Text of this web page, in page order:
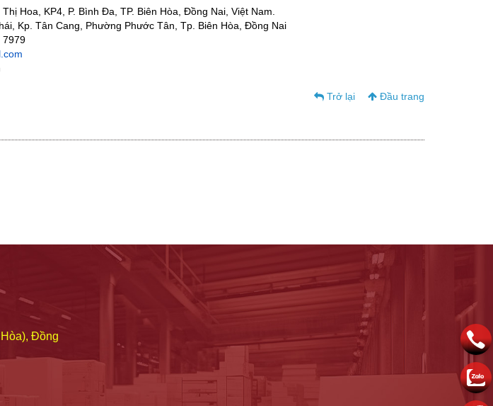
Hoa, KP4, P. Bình Đa, TP. Biên Hòa, Đồng Nai, Việt Nam.
Kp. Tân Cang, Phường Phước Tân, Tp. Biên Hòa, Đồng Nai
7979
Trở lại Đầu trang
Đồng